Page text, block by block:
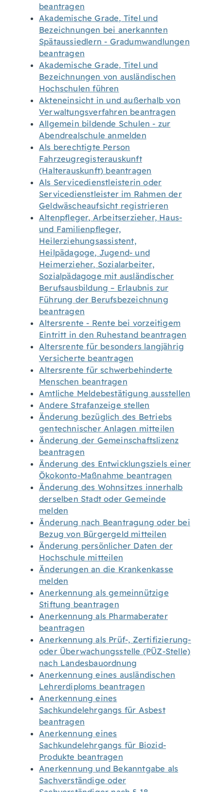
beantragen
Akademische Grade, Titel und
Bezeichnungen bei anerkannten
Spätaussiedlern - Gradumwandlungen
beantragen
Akademische Grade, Titel und
Bezeichnungen von ausländischen
Hochschulen führen
Akteneinsicht in und außerhalb von
Verwaltungsverfahren beantragen
Allgemein bildende Schulen - zur
Abendrealschule anmelden
Als berechtigte Person
Fahrzeugregisterauskunft
(Halterauskunft) beantragen
Als Servicedienstleisterin oder
Servicedienstleister im Rahmen der
Geldwäscheaufsicht registrieren
Altenpfleger, Arbeitserzieher, Haus-
und Familienpfleger,
Heilerziehungsassistent,
Heilpädagoge, Jugend- und
Heimerzieher, Sozialarbeiter,
Sozialpädagoge mit ausländischer
Berufsausbildung – Erlaubnis zur
Führung der Berufsbezeichnung
beantragen
Altersrente - Rente bei vorzeitigem
Eintritt in den Ruhestand beantragen
Altersrente für besonders langjährig
Versicherte beantragen
Altersrente für schwerbehinderte
Menschen beantragen
Amtliche Meldebestätigung ausstellen
Andere Strafanzeige stellen
Änderung bezüglich des Betriebs
gentechnischer Anlagen mitteilen
Änderung der Gemeinschaftslizenz
beantragen
Änderung des Entwicklungsziels einer
Ökokonto-Maßnahme beantragen
Änderung des Wohnsitzes innerhalb
derselben Stadt oder Gemeinde
melden
Änderung nach Beantragung oder bei
Bezug von Bürgergeld mitteilen
Änderung persönlicher Daten der
Hochschule mitteilen
Änderungen an die Krankenkasse
melden
Anerkennung als gemeinnützige
Stiftung beantragen
Anerkennung als Pharmaberater
beantragen
Anerkennung als Prüf-, Zertifizierung-
oder Überwachungsstelle (PÜZ-Stelle)
nach Landesbauordnung
Anerkennung eines ausländischen
Lehrerdiploms beantragen
Anerkennung eines
Sachkundelehrgangs für Asbest
beantragen
Anerkennung eines
Sachkundelehrgangs für Biozid-
Produkte beantragen
Anerkennung und Bekanntgabe als
Sachverständige oder